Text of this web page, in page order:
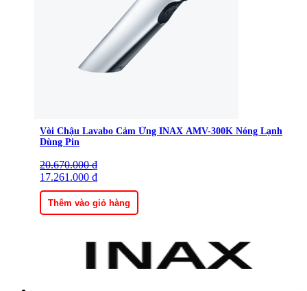
Vòi Chậu Lavabo Cảm Ứng INAX AMV-300K Nóng Lạnh
Dùng Pin
20.670.000₫
Giá
gốc
là:
20.670.000 ₫.
17.261.000 ₫
Giá
hiện
tại
là:
17.261.000 ₫.
Thêm vào giỏ hàng